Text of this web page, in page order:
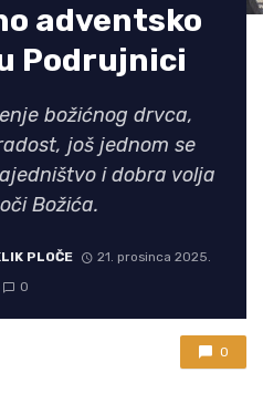
adventsko
Podrujnici
božićnog drvca,
još jednom se
i dobra volja
Božića.
PLOČE
21. prosinca 2025.
0
0